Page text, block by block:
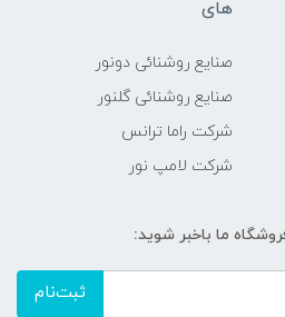
های
صنایع روشنائی دونور
صنایع روشنائی گلنور
شرکت راما ترانس
شرکت لامپ نور
ما باخبر شوید:
ثبت‌نام